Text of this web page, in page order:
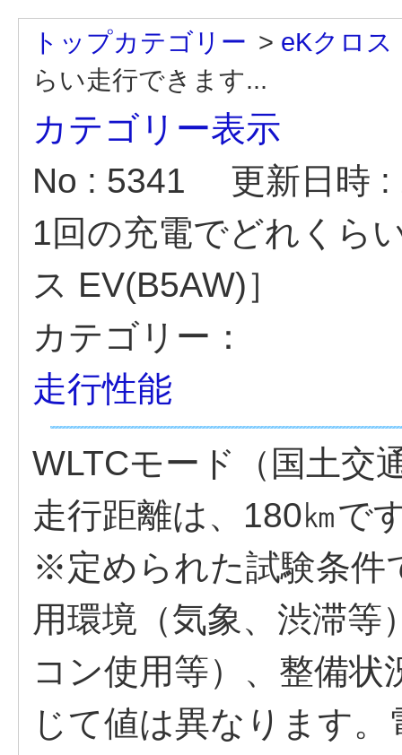
トップカテゴリー > eKクロス
らい走行できます...
カテゴリー表示
No : 5341
更新日時
1回の充電でどれくら
ス EV(B5AW)］
カテゴリー：
走行性能
WLTCモード（国土交
走行距離は、180㎞で
※定められた試験条件
用環境（気象、渋滞等
コン使用等）、整備
じて値は異なります